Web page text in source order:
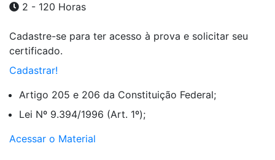
2 - 120 Horas
Cadastre-se para ter acesso à prova e solicitar seu
certificado.
Cadastrar!
Artigo 205 e 206 da Constituição Federal;
Lei Nº 9.394/1996 (Art. 1º);
Acessar o Material